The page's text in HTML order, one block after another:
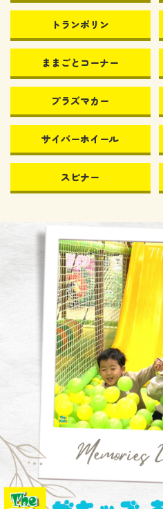
トランポリン
ままごとコーナー
プラズマカー
サイバーホイール
スピナー